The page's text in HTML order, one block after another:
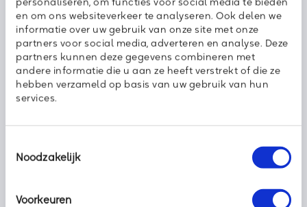
en om ons websiteverkeer te analyseren. Ook delen we
informatie over uw gebruik van onze site met onze
partners voor social media, adverteren en analyse. Deze
partners kunnen deze gegevens combineren met
andere informatie die u aan ze heeft verstrekt of die ze
hebben verzameld op basis van uw gebruik van hun
services.
Noodzakelijk
Voorkeuren
verbeteren als KPN partner? Heeft u bepaalde uitdagingen op
IT-vlak en komt u er niet uit? Wij helpen u graag verder.
Kennismaken met een KPN Partner